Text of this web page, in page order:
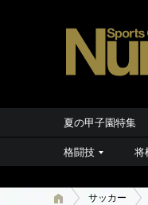
夏の甲子園特集
格闘技 将
サッカー